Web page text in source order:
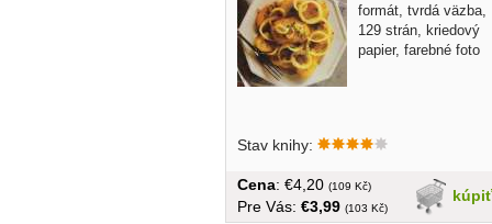
formát, tvrdá väzba,
129 strán, kriedový
papier, farebné foto
Stav knihy:
kúpiť
Cena: €4,20 (109 Kč)
Pre Vás: €3,99 (103 Kč)